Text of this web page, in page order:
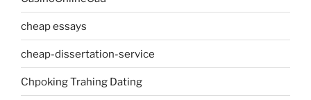
cheap essays
cheap-dissertation-service
Chpoking Trahing Dating